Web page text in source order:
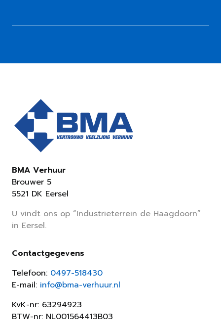
BMA Verhuur
Brouwer 5
5521 DK Eersel
U vindt ons op “Industrieterrein de Haagdoorn”
in Eersel.
Contactgegevens
Telefoon: 0497-518430
E-mail: info@bma-verhuur.nl
KvK-nr: 63294923
BTW-nr: NL001564413B03